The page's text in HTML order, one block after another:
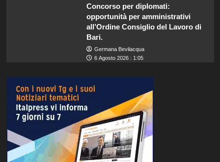
Concorso per diplomati:
opportunità per amministrativi
all’Ordine Consiglio del Lavoro di
Bari.
Germana Bevilacqua
6 Agosto 2026 : 1:05